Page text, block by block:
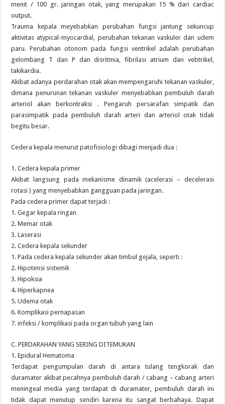
menit / 100 gr. jaringan otak, yang merupakan 15 % dari cardiac
output.
Trauma kepala meyebabkan perubahan fungsi jantung sekuncup
aktivitas atypical-myocardial, perubahan tekanan vaskuler dan udem
paru. Perubahan otonom pada fungsi ventrikel adalah perubahan
gelombang T dan P dan disritmia, fibrilasi atrium dan vebtrikel,
takikardia.
Akibat adanya perdarahan otak akan mempengaruhi tekanan vaskuler,
dimana penurunan tekanan vaskuler menyebabkan pembuluh darah
arteriol akan berkontraksi . Pengaruh persarafan simpatik dan
parasimpatik pada pembuluh darah arteri dan arteriol otak tidak
begitu besar.
Cedera kepala menurut patofisiologi dibagi menjadi dua :
1. Cedera kepala primer
Akibat langsung pada mekanisme dinamik (acelerasi – decelerasi
rotasi ) yang menyebabkan gangguan pada jaringan.
Pada cedera primer dapat terjadi :
1. Gegar kepala ringan
2. Memar otak
3. Laserasi
2. Cedera kepala sekunder
1. Pada cedera kepala sekunder akan timbul gejala, seperti :
2. Hipotensi sistemik
3. Hipoksia
4. Hiperkapnea
5. Udema otak
6. Komplikasi pernapasan
7. infeksi / komplikasi pada organ tubuh yang lain
C. PERDARAHAN YANG SERING DITEMUKAN
1. Epidural Hematoma
Terdapat pengumpulan darah di antara tulang tengkorak dan
duramater akibat pecahnya pembuluh darah / cabang – cabang arteri
meningeal media yang terdapat di duramater, pembuluh darah ini
tidak dapat menutup sendiri karena itu sangat berbahaya. Dapat